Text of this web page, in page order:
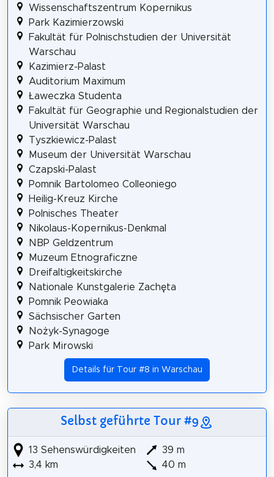
Wissenschaftszentrum Kopernikus
Park Kazimierzowski
Fakultät für Polnischstudien der Universität
Warschau
Kazimierz-Palast
Auditorium Maximum
Ławeczka Studenta
Fakultät für Geographie und Regionalstudien der
Universität Warschau
Tyszkiewicz-Palast
Museum der Universität Warschau
Czapski-Palast
Pomnik Bartolomeo Colleoniego
Heilig-Kreuz Kirche
Polnisches Theater
Nikolaus-Kopernikus-Denkmal
NBP Geldzentrum
Muzeum Etnograficzne
Dreifaltigkeitskirche
Nationale Kunstgalerie Zachęta
Pomnik Peowiaka
Sächsischer Garten
Nożyk-Synagoge
Park Mirowski
Details für Tour #8 in Warschau
Selbst geführte Tour #9
13 Sehenswürdigkeiten
3,4 km
39 m
40 m